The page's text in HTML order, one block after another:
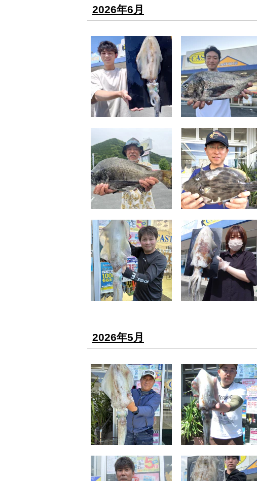
2026年6月
2026年5月